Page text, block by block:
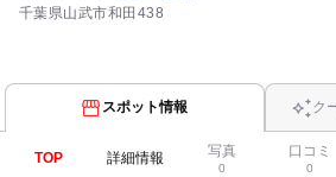
千葉県山武市和田438
スポット情報 ク
TOP 詳細情報 写真
0
口コミ
0